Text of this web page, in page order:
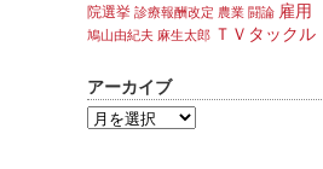
院選挙 診療報酬改定 農業 闘論 雇用
鳩山由紀夫 麻生太郎 ＴＶタックル
アーカイブ